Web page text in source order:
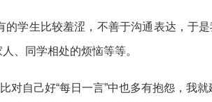
学生比较羞涩，不善于沟通表达，于
、同学相处的烦恼等等。
自己好“每日一言”中也多有抱怨，我